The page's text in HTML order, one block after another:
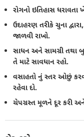
રોગનો ઇતિહાસ ધરાવતા
ઉદાહરણ તરીકે ચુના
જાળવી રાખો.
સાધન અને સામગ્રી તથા
તે માટે સાવધાન રહો.
વસાહતો નું સ્તર ઓછું
રહેવા દો.
ચેપગ્રસ્ત મૂળને દૂર કરી